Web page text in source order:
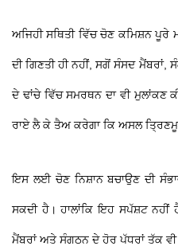
ਅਜਿਹੀ ਸਥਿਤੀ ਵਿੱਚ ਚੋਣ ਕਮਿਸ਼ਨ ਪੂਰੇ
ਦੀ ਗਿਣਤੀ ਹੀ ਨਹੀਂ, ਸਗੋਂ ਸੰਸਦ
ਦੇ ਢਾਂਚੇ ਵਿੱਚ ਸਮਰਥਨ ਦਾ ਵੀ ਮੁਲਾਂਕਣ
ਰਾਏ ਲੈ ਕੇ ਤੈਅ ਕਰੇਗਾ ਕਿ ਅਸਲ
ਇਸ ਲਈ ਚੋਣ ਨਿਸ਼ਾਨ ਬਚਾਉਣ ਦੀ
ਸਕਦੀ ਹੈ। ਹਾਲਾਂਕਿ ਇਹ ਸਪੱਸ਼ਟ ਨਹੀਂ
ਮੈਂਬਰਾਂ ਅਤੇ ਸੰਗਠਨ ਦੇ ਹੋਰ ਪੱਧਰਾਂ ਤੱਕ ਵੀ